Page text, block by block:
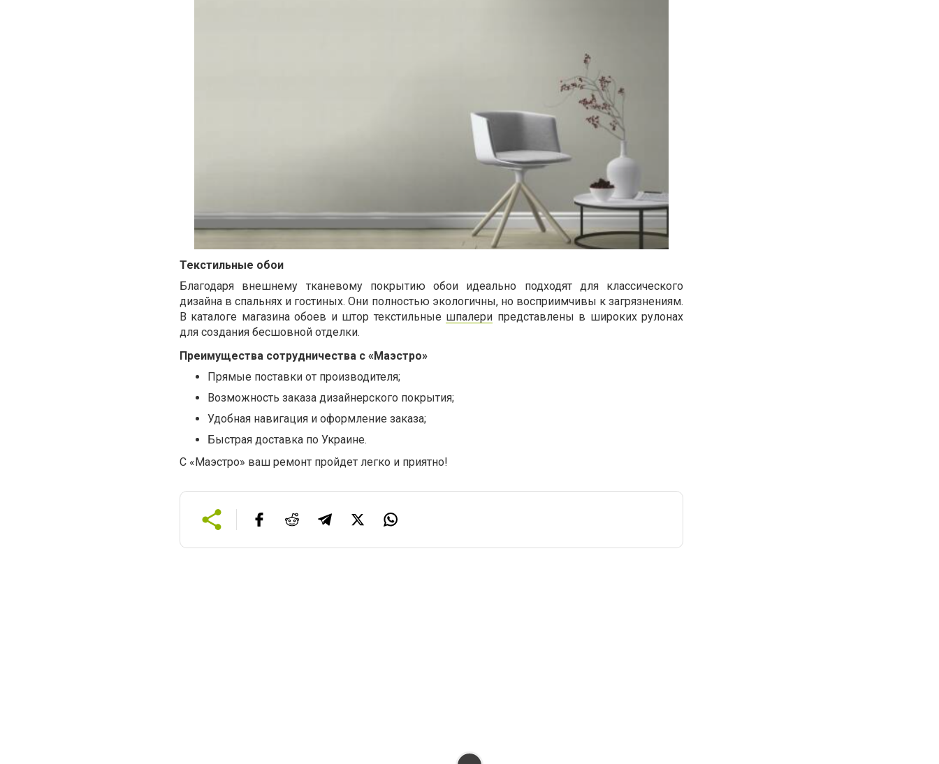
Текстильные обои
Благодаря внешнему тканевому покрытию обои идеально подходят для классического
дизайна в спальнях и гостиных. Они полностью экологичны, но восприимчивы к загрязнениям.
В каталоге магазина обоев и штор текстильные шпалери представлены в широких рулонах
для создания бесшовной отделки.
Преимущества сотрудничества с «Маэстро»
Прямые поставки от производителя;
Возможность заказа дизайнерского покрытия;
Удобная навигация и оформление заказа;
Быстрая доставка по Украине.
С «Маэстро» ваш ремонт пройдет легко и приятно!